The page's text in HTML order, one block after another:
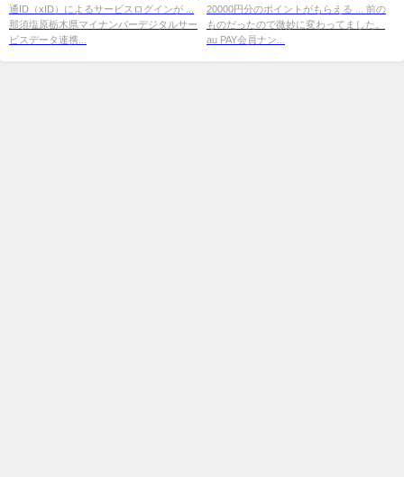
通ID（xID）によるサービスログインが ...
那須塩原栃木県マイナンバーデジタルサー
ビスデータ連携...
20000円分のポイントがもらえる ... 前の
ものだったので微妙に変わってました。
au PAY会員ナン...